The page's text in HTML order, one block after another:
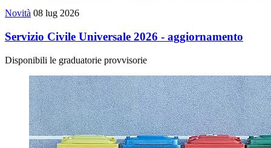
Novità 08 lug 2026
Servizio Civile Universale 2026 - aggiornamento
Disponibili le graduatorie provvisorie